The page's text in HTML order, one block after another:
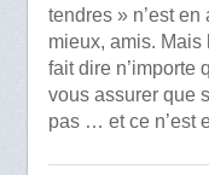
tendres » n’est
mieux, amis. Mais
fait dire n’importe
vous assurer que
pas … et ce n’est